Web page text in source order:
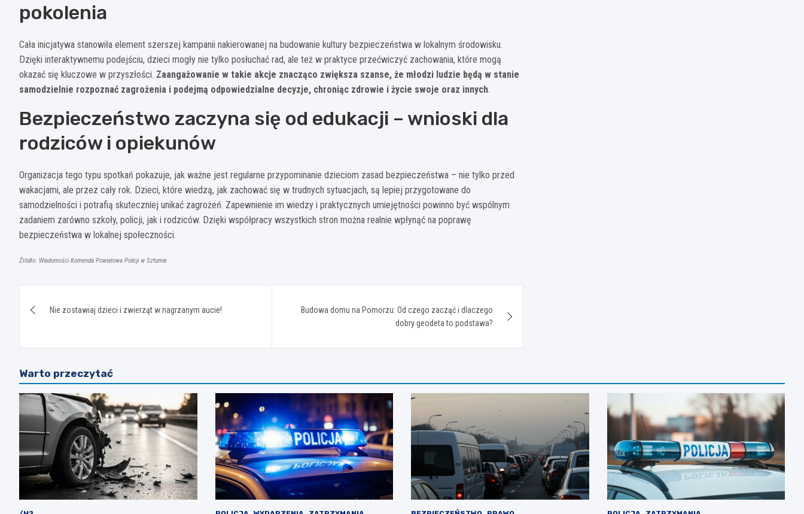
pokolenia
Cała inicjatywa stanowiła element szerszej kampanii nakierowanej na budowanie kultury bezpieczeństwa w lokalnym środowisku.
Dzięki interaktywnemu podejściu, dzieci mogły nie tylko posłuchać rad, ale też w praktyce przećwiczyć zachowania, które mogą
okazać się kluczowe w przyszłości. Zaangażowanie w takie akcje znacząco zwiększa szanse, że młodzi ludzie będą w stanie
samodzielnie rozpoznać zagrożenia i podejmą odpowiedzialne decyzje, chroniąc zdrowie i życie swoje oraz innych.
Bezpieczeństwo zaczyna się od edukacji – wnioski dla
rodziców i opiekunów
Organizacja tego typu spotkań pokazuje, jak ważne jest regularne przypominanie dzieciom zasad bezpieczeństwa – nie tylko przed
wakacjami, ale przez cały rok. Dzieci, które wiedzą, jak zachować się w trudnych sytuacjach, są lepiej przygotowane do
samodzielności i potrafią skuteczniej unikać zagrożeń. Zapewnienie im wiedzy i praktycznych umiejętności powinno być wspólnym
zadaniem zarówno szkoły, policji, jak i rodziców. Dzięki współpracy wszystkich stron można realnie wpłynąć na poprawę
bezpieczeństwa w lokalnej społeczności.
Źródło: Wiadomości Komenda Powiatowa Policji w Sztumie
wpisuNie zostawiaj dzieci i zwierząt w nagrzanym aucie!
Budowa domu na Pomorzu: Od czego zacząć i dlaczego
dobry geodeta to podstawa?
Warto przeczytać